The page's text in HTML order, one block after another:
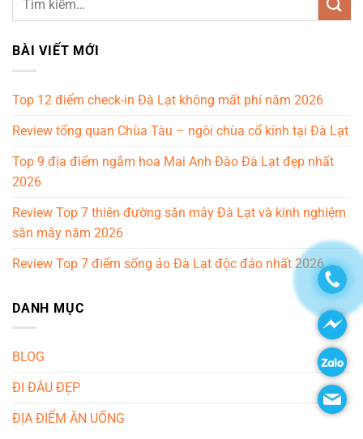
BÀI VIẾT MỚI
Top 12 điểm check-in Đà Lạt không mất phí năm 2026
Review tổng quan Chùa Tàu – ngôi chùa cổ kính tại Đà Lạt
Top 9 địa điểm ngắm hoa Mai Anh Đào Đà Lạt đẹp nhất
2026
Review Top 7 thiên đường săn mây Đà Lạt và kinh nghiệm
săn mây năm 2026
Review Top 7 điểm sống ảo Đà Lạt độc đáo nhất 2026
DANH MỤC
BLOG
ĐI ĐÂU ĐẸP
ĐỊA ĐIỂM ĂN UỐNG